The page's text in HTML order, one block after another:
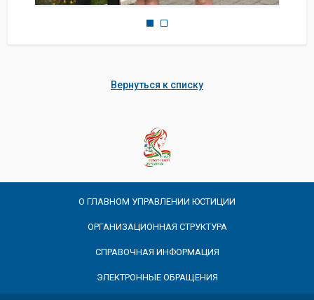
Вернуться к списку
О ГЛАВНОМ УПРАВЛЕНИИ ЮСТИЦИИ
ОРГАНИЗАЦИОННАЯ СТРУКТУРА
СПРАВОЧНАЯ ИНФОРМАЦИЯ
ЭЛЕКТРОННЫЕ ОБРАЩЕНИЯ